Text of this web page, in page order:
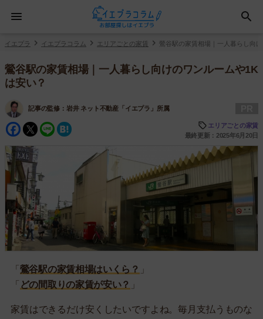
イエプラ イエプラコラム エリアごとの家賃 鶯谷駅の家賃相場｜一人暮らし向
鶯谷駅の家賃相場｜一人暮らし向けのワンルームや1K
は安い？
記事の監修： 岩井 ネット不動産「イエプラ」所属
Facebook
Twitter
Line
エリアごとの家賃
最終更新：2025年6月20日
「 鶯谷駅の家賃相場はいくら？ 」
「 どの間取りの家賃が安い？ 」
家賃はできるだけ安くしたいですよね。毎月支払うものな